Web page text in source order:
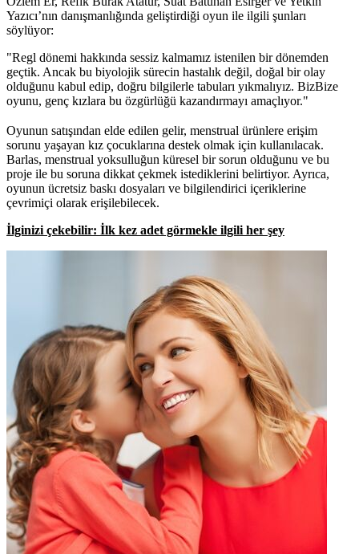
Yazıcı’nın danışmanlığında geliştirdiği oyun ile ilgili şunları
söylüyor:
"Regl dönemi hakkında sessiz kalmamız istenilen bir dönemden
geçtik. Ancak bu biyolojik sürecin hastalık değil, doğal bir olay
olduğunu kabul edip, doğru bilgilerle tabuları yıkmalıyız. BizBize
oyunu, genç kızlara bu özgürlüğü kazandırmayı amaçlıyor."
Oyunun satışından elde edilen gelir, menstrual ürünlere erişim
sorunu yaşayan kız çocuklarına destek olmak için kullanılacak.
Barlas, menstrual yoksulluğun küresel bir sorun olduğunu ve bu
proje ile bu soruna dikkat çekmek istediklerini belirtiyor. Ayrıca,
oyunun ücretsiz baskı dosyaları ve bilgilendirici içeriklerine
çevrimiçi olarak erişilebilecek.
İlginizi çekebilir: İlk kez adet görmekle ilgili her şey